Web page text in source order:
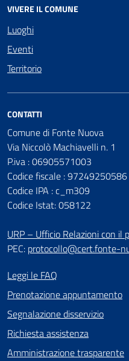
VIVERE IL COMUNE
Luoghi
Eventi
Territorio
CONTATTI
Comune di Fonte Nuova
Via Niccolò Machiavelli n. 1
P.iva : 06905571003
Codice fiscale : 97249250586
Codice IPA : c_m309
Codice Istat: 058122
URP – Ufficio Relazioni con il
PEC: protocollo@cert.fonte-
Leggi le FAQ
Prenotazione appuntamento
Segnalazione disservizio
Richiesta assistenza
Amministrazione trasparente